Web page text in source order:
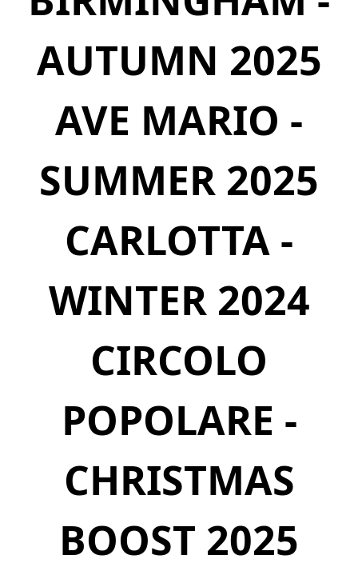
AUTUMN 2025
AVE MARIO -
SUMMER 2025
CARLOTTA -
WINTER 2024
CIRCOLO
POPOLARE -
CHRISTMAS
BOOST 2025